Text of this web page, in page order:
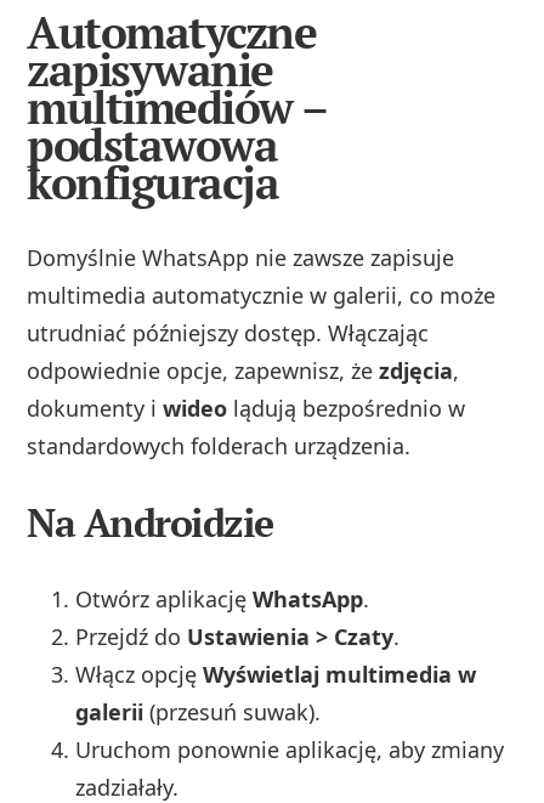
Automatyczne
zapisywanie
multimediów –
podstawowa
konfiguracja
Domyślnie WhatsApp nie zawsze zapisuje
multimedia automatycznie w galerii, co może
utrudniać późniejszy dostęp. Włączając
odpowiednie opcje, zapewnisz, żezdjęcia,
dokumenty iwideo lądują bezpośrednio w
standardowych folderach urządzenia.
Na Androidzie
Otwórz aplikacjęWhatsApp.
Przejdź do Ustawienia > Czaty.
Włącz opcjęWyświetlaj multimedia w
galerii (przesuń suwak).
Uruchom ponownie aplikację, aby zmiany
zadziałały.